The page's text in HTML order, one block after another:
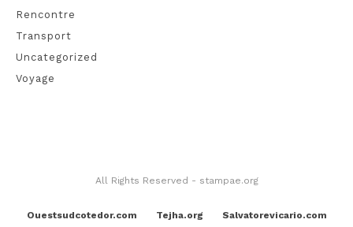
Rencontre
Transport
Uncategorized
Voyage
All Rights Reserved - stampae.org
Ouestsudcotedor.com Tejha.org Salvatorevicario.com